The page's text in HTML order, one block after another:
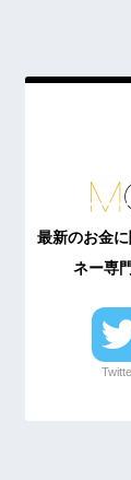
最新のお金
ネー専